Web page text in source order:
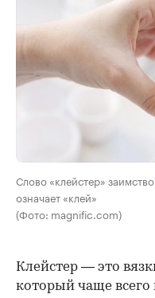
Слово «клейстер»
означает «клей»
(Фото: magnific.com)
Клейстер — это
который чаще всего